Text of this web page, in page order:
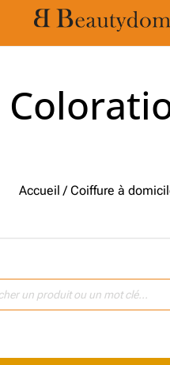
Accueil / Coiffure à